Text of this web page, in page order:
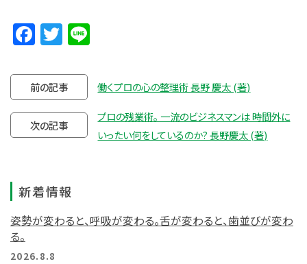
Facebook
Twitter
前の記事 働くプロの心の整理術 長野 慶太 (著)
次の記事
プロの残業術。 一流のビジネスマンは 時間外に
いったい何をしているのか? 長野慶太 (著)
新着情報
姿勢が変わると、呼吸が変わる。舌が変わると、歯並びが変わ
る。
2026.8.8